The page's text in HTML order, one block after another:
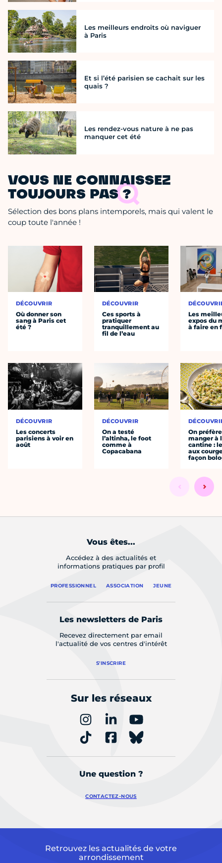
Les meilleurs endroits où naviguer
à Paris
Et si l’été parisien se cachait sur les
quais ?
Les rendez-vous nature à ne pas
manquer cet été
VOUS NE CONNAISSEZ
TOUJOURS PAS ?
Sélection des bons plans intemporels, mais qui valent le
coup toute l'année !
DÉCOUVRIR
Où donner son
sang à Paris cet
été ?
DÉCOUVRIR
Les concerts
parisiens à voir en
août
DÉCOUVRIR
Ces sports à
pratiquer
tranquillement au
fil de l’eau
DÉCOUVRIR
On a testé
l’altinha, le foot
comme à
Copacabana
Les
expos du
à faire en
On préfère
manger à
cantine :
aux
façon
Vous êtes...
Accédez à des actualités et
informations pratiques par profil
PROFESSIONNEL ASSOCIATION JEUNE
Les newsletters de Paris
Recevez directement par email
l'actualité de vos centres d'intérêt
S'INSCRIRE
Sur les réseaux
Une question ?
CONTACTEZ-NOUS
Retrouvez les actualités de votre
arrondissement